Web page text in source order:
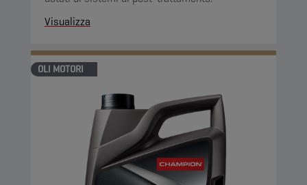
Visualizza
OLI MOTORI